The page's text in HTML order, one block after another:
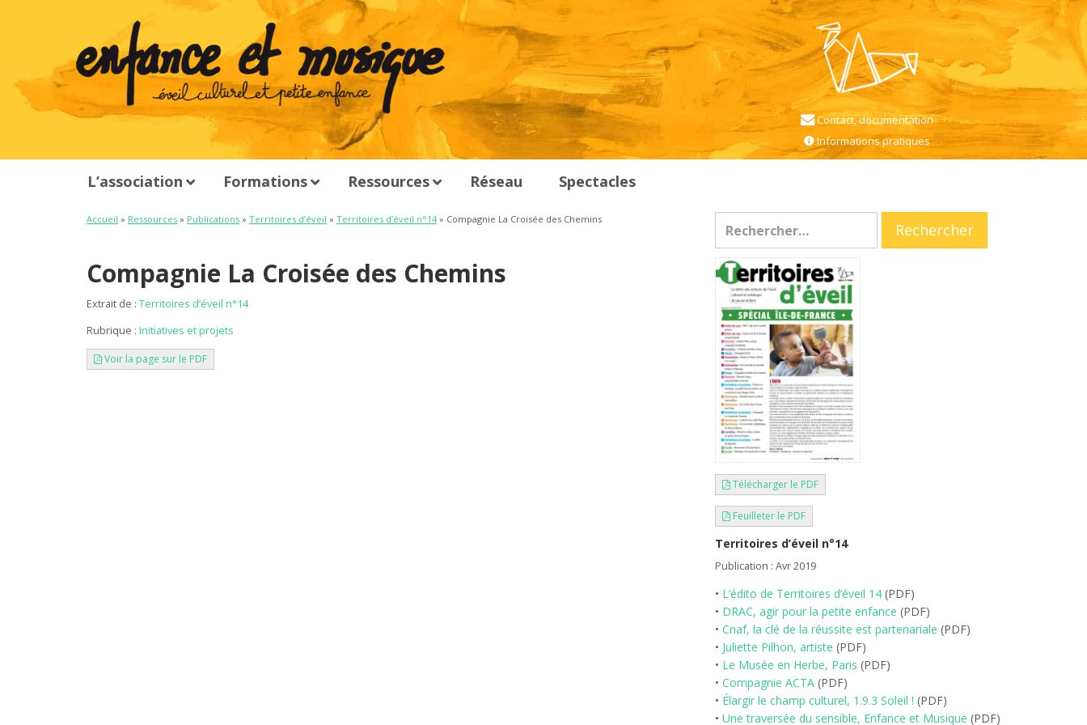
Contact, documentation
Informations pratiques
L’association Formations Ressources Réseau Spectacles
Accueil » Ressources » Publications » Territoires d’éveil » Territoires d’éveil n°14 » Compagnie La Croisée des Chemins
Compagnie La Croisée des Chemins
Extrait de : Territoires d’éveil n°14
Rubrique : Initiatives et projets
Voir la page sur le PDF
Télécharger le PDF
Feuilleter le PDF
Territoires d’éveil n°14
Publication : Avr 2019
• L’édito de Territoires d’éveil 14(PDF)
• DRAC, agir pour la petite enfance (PDF)
• Cnaf, la clé de la réussite est partenariale (PDF)
• Juliette Pilhon, artiste (PDF)
• Le Musée en Herbe, Paris (PDF)
• Compagnie ACTA(PDF)
• Élargir le champ culturel, 1.9.3 Soleil ! (PDF)
• Une traversée du sensible, Enfance et Musique (PDF)